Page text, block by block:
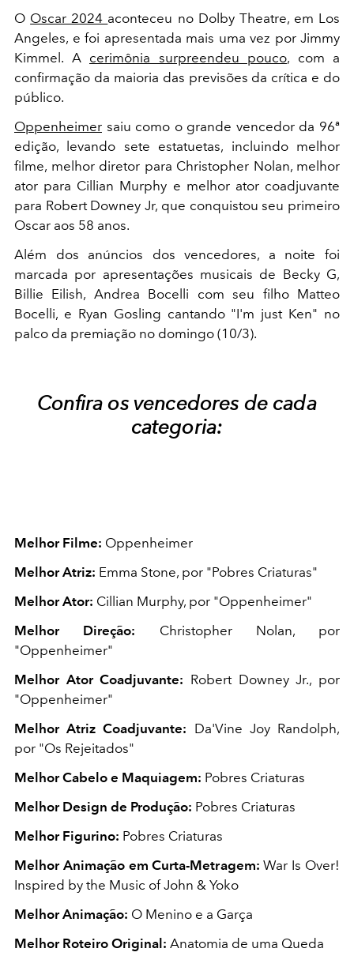
O Oscar 2024 aconteceu no Dolby Theatre, em Los
Angeles, e foi apresentada mais uma vez por Jimmy
Kimmel. A cerimônia surpreendeu pouco, com a
confirmação da maioria das previsões da crítica e do
público.
Oppenheimer saiu como o grande vencedor da 96ª
edição, levando sete estatuetas, incluindo melhor
filme, melhor diretor para Christopher Nolan, melhor
ator para Cillian Murphy e melhor ator coadjuvante
para Robert Downey Jr, que conquistou seu primeiro
Oscar aos 58 anos.
Além dos anúncios dos vencedores, a noite foi
marcada por apresentações musicais de Becky G,
Billie Eilish, Andrea Bocelli com seu filho Matteo
Bocelli, e Ryan Gosling cantando "I'm just Ken" no
palco da premiação no domingo (10/3).
Confira os vencedores de cada
categoria:
Melhor Filme: Oppenheimer
Melhor Atriz: Emma Stone, por "Pobres Criaturas"
Melhor Ator: Cillian Murphy, por "Oppenheimer"
Melhor Direção: Christopher Nolan, por
"Oppenheimer"
Melhor Ator Coadjuvante: Robert Downey Jr., por
"Oppenheimer"
Melhor Atriz Coadjuvante: Da'Vine Joy Randolph,
por "Os Rejeitados"
Melhor Cabelo e Maquiagem: Pobres Criaturas
Melhor Design de Produção: Pobres Criaturas
Melhor Figurino: Pobres Criaturas
Melhor Animação em Curta-Metragem:War Is Over!
Inspired by the Music of John & Yoko
Melhor Animação: O Menino e a Garça
Melhor Roteiro Original: Anatomia de uma Queda